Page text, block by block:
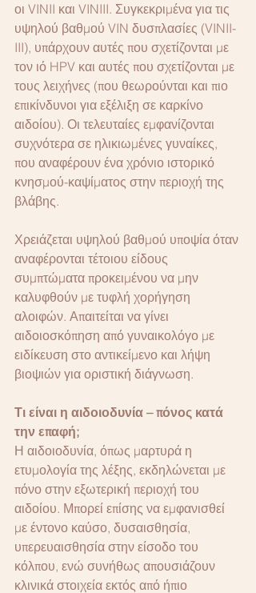
οι VINII και VINIII. Συγκεκριμένα για τις
υψηλού βαθμού VIN δυσπλασίες (VINII-
III), υπάρχουν αυτές που σχετίζονται με
τον ιό HPV και αυτές που σχετίζονται με
τους λειχήνες (που θεωρούνται και πιο
επικίνδυνοι για εξέλιξη σε καρκίνο
αιδοίου). Οι τελευταίες εμφανίζονται
συχνότερα σε ηλικιωμένες γυναίκες,
που αναφέρουν ένα χρόνιο ιστορικό
κνησμού-καψίματος στην περιοχή της
βλάβης.
Χρειάζεται υψηλού βαθμού υποψία όταν
αναφέρονται τέτοιου είδους
συμπτώματα προκειμένου να μην
καλυφθούν με τυφλή χορήγηση
αλοιφών. Απαιτείται να γίνει
αιδοιοσκόπηση από γυναικολόγο με
ειδίκευση στο αντικείμενο και λήψη
βιοψιών για οριστική διάγνωση.
Τι είναι η αιδοιοδυνία – πόνος κατά
την επαφή;
Η αιδοιοδυνία, όπως μαρτυρά η
ετυμολογία της λέξης, εκδηλώνεται με
πόνο στην εξωτερική περιοχή του
αιδοίου. Μπορεί επίσης να εμφανισθεί
με έντονο καύσο, δυσαισθησία,
υπερευαισθησία στην είσοδο του
κόλπου, ενώ συνήθως απουσιάζουν
κλινικά στοιχεία εκτός από ήπιο